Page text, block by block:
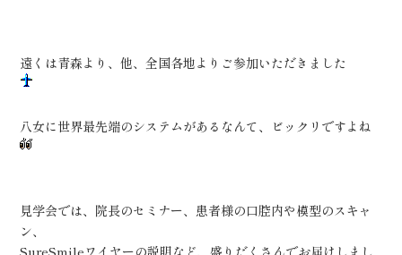
遠くは青森より、他、全国各地よりご参加いただきました
八女に世界最先端のシステムがあるなんて、ビックリですよね
見学会では、院長のセミナー、患者様の口腔内や模型のスキャ
ン、
SureSmileワイヤーの説明など、盛りだくさんでお届けしまし